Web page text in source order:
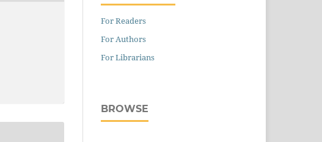
For Readers
For Authors
For Librarians
BROWSE